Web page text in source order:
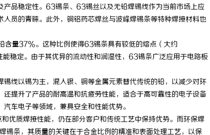
品稳定性。63锡条、63锡丝以及无铅焊锡线作为当前市场上应
员的青睐。此外，铜铝药芯焊丝与波峰焊锡条等特种焊接材料也
量37%。这种比例使得63锡条具有较低的熔点（大约
稳定。由于其优异的流动性和润湿性，63锡条广泛应用于电路板
线以锡为主，混入银、铜等金属元素替代传统的铅，以减少对环
提升了产品的耐高温和抗疲劳性能，适合于高可靠性的电子设备
车电子等领域，兼具安全和性能优势。
优质焊接性能，仍在部分客户和传统工艺中保持优势。而环保焊
条，其质量的关键在于合金比例的精准和表面处理工艺，以保